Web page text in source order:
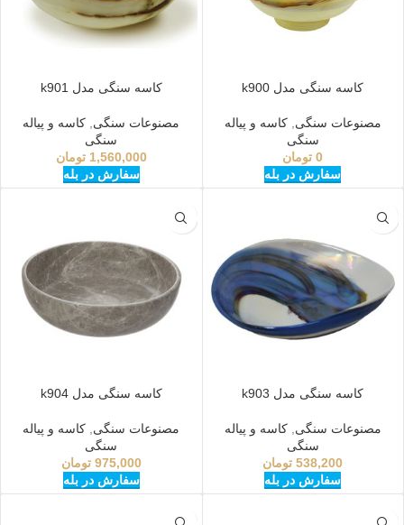
کاسه سنگی مدل k900
مصنوعات سنگی,کاسه و پیاله
سنگی
0 تومان
سفارش در بله
کاسه سنگی مدل k901
مصنوعات سنگی, کاسه و پیاله
سنگی
1,560,000 تومان
سفارش در بله
کاسه سنگی مدل k903
مصنوعات سنگی ,کاسه و پیاله
سنگی
538,200 تومان
سفارش در بله
کاسه سنگی مدل k904
مصنوعات سنگی کاسه و پیاله
سنگی
975,000 تومان
سفارش در بله